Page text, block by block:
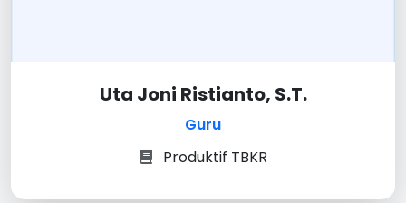
Uta Joni Ristianto, S.T.
Guru
Produktif TBKR